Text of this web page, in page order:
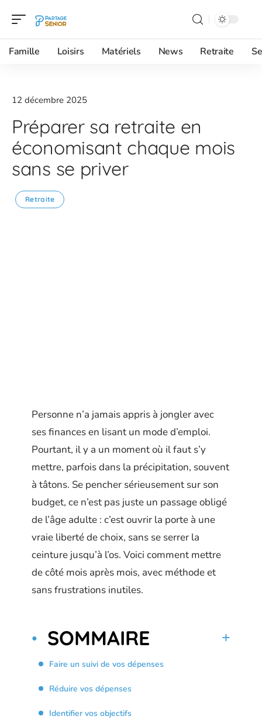
Famille Loisirs Matériels News Retraite
12 décembre 2025
Préparer sa retraite en
économisant chaque mois
sans se priver
Retraite
Personne n’a jamais appris à jongler avec
ses finances en lisant un mode d’emploi.
Pourtant, il y a un moment où il faut s’y
mettre, parfois dans la précipitation, souvent
à tâtons. Se pencher sérieusement sur son
budget, ce n’est pas juste un passage obligé
de l’âge adulte : c’est ouvrir la porte à une
vraie liberté de choix, sans se serrer la
ceinture jusqu’à l’os. Voici comment mettre
de côté mois après mois, avec méthode et
sans frustrations inutiles.
SOMMAIRE
Faire un suivi de vos dépenses
Réduire vos dépenses
Identifier vos objectifs